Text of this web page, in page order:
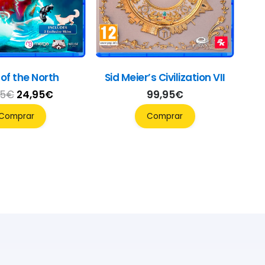
the North
€ El
precio
original
24,95€El
Sid Meier’s Civilization VII
99,95€
Comprar